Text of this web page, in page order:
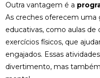
Outra vantagem é a
As creches oferecem uma
educativas, como aulas de
exercícios físicos, que
engajados. Essas
divertimento, mas